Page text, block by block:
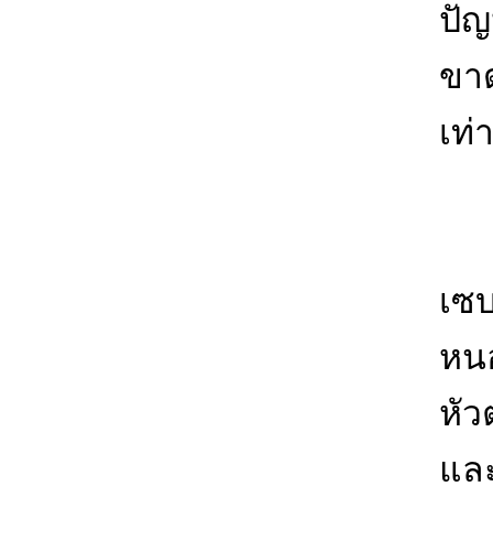
ปัญ
ขา
เท่
เ
หน
หัว
แ